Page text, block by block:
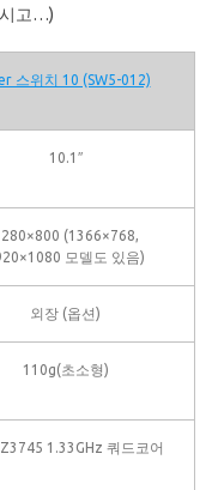
시고…)
스위치 10 (SW5-012)
10.1″
(1366×768,
모델도 있음)
외장 (옵션)
110g(초소형)
1.33GHz 쿼드코어